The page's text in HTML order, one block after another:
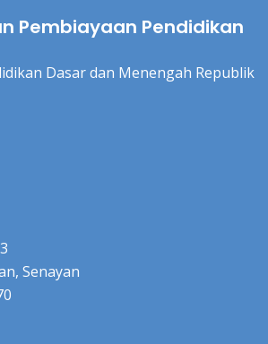
Pembiayaan Pendidikan
Dasar dan Menengah Republik
Senayan